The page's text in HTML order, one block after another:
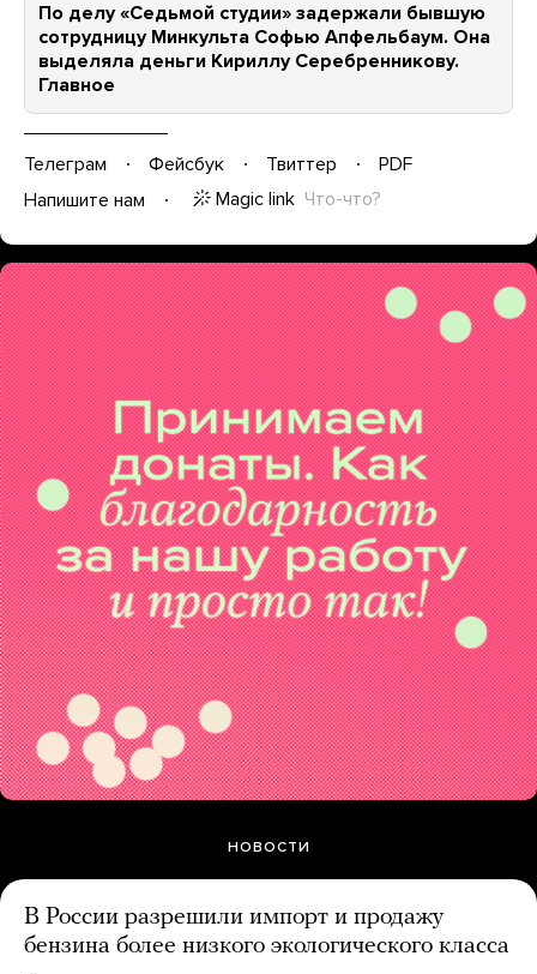
По делу «Седьмой студии» задержали бывшую
сотрудницу Минкульта Софью Апфельбаум. Она
выделяла деньги Кириллу Серебренникову.
Главное
Телеграм Фейсбук Твиттер
PDF
Напишите нам
Magic link Что-что?
НОВОСТИ
В России разрешили импорт и продажу
бензина более низкого экологического класса